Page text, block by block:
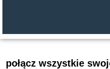
połącz wszystkie